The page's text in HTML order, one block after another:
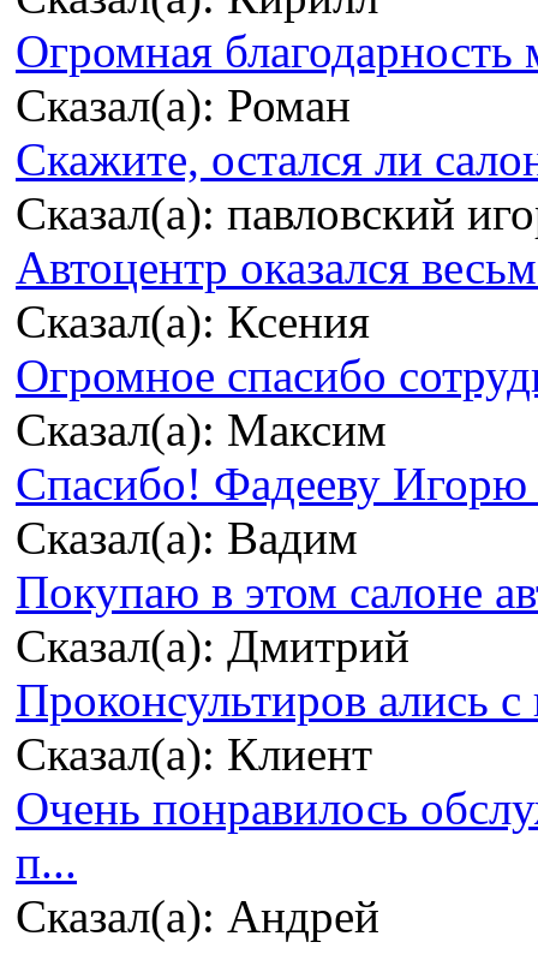
Огромная благодарность
Сказал(а): Роман
Скажите, остался ли
Сказал(а): павловский
Автоцентр оказался
Сказал(а): Ксения
Огромное спасибо
Сказал(а): Максим
Спасибо! Фадееву Игорю
Сказал(а): Вадим
Покупаю в этом салоне
Сказал(а): Дмитрий
Проконсультиров ались
Сказал(а): Клиент
Очень понравилось
п...
Сказал(а): Андрей